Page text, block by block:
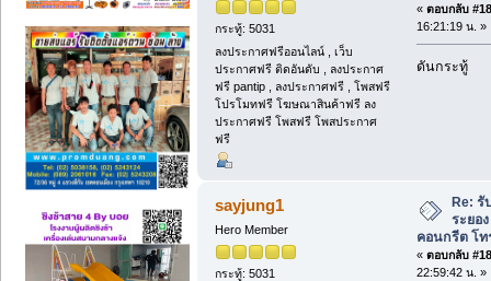
กระทู้: 5031
ลงประกาศฟรีออนไลน์ , เว็บ
ประกาศฟรี ติดอันดับ , ลงประกาศ
ฟรี pantip , ลงประกาศฟรี , โพสฟรี
โปรโมทฟรี โฆษณาสินค้าฟรี ลง
ประกาศฟรี โพสฟรี โพสประกาศ
ฟรี
« ตอบกลับ
16:21:19 น. »
ดันกระทู้
sayjung1
Hero Member
กระทู้: 5031
Re:
ระยอ
คอนกรีต โท
« ตอบกลับ
22:59:42 น. »